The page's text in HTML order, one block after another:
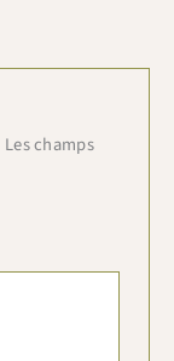
Les champs